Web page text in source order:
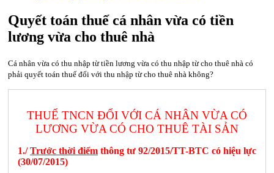
Quyết toán thuế cá nhân vừa có tiền
lương vừa cho thuê nhà
Cá nhân vừa có thu nhập từ tiền lương vừa có thu nhập từ cho thuê nhà có
phải quyết toán thuế đối với thu nhập từ cho thuê nhà không?
THUẾ TNCN ĐỐI VỚI CÁ NHÂN VỪA CÓ
LƯƠNG VỪA CÓ CHO THUÊ TÀI SẢN
1./Trước thời điểm thông tư 92/2015/TT-BTC có hiệu lực
(30/07/2015)